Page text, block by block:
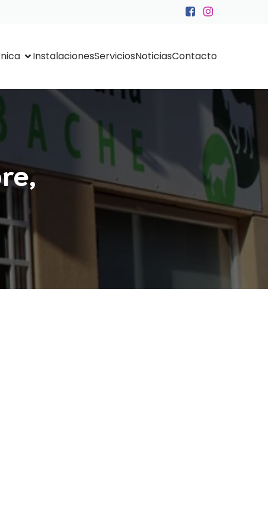
InstalacionesServiciosNoticiasContacto